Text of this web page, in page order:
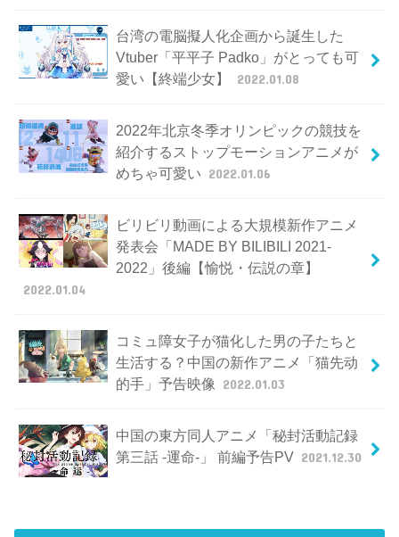
台湾の電脳擬人化企画から誕生した
Vtuber「平平子 Padko」がとっても可
愛い【終端少女】
2022.01.08
2022年北京冬季オリンピックの競技を
紹介するストップモーションアニメが
めちゃ可愛い 2022.01.06
ビリビリ動画による大規模新作アニメ
発表会「MADE BY BILIBILI 2021-
2022」後編【愉悦・伝説の章】
2022.01.04
コミュ障女子が猫化した男の子たちと
生活する？中国の新作アニメ「猫先动
的手」予告映像
2022.01.03
中国の東方同人アニメ「秘封活動記録
第三話 -運命-」 前編予告PV 2021.12.30